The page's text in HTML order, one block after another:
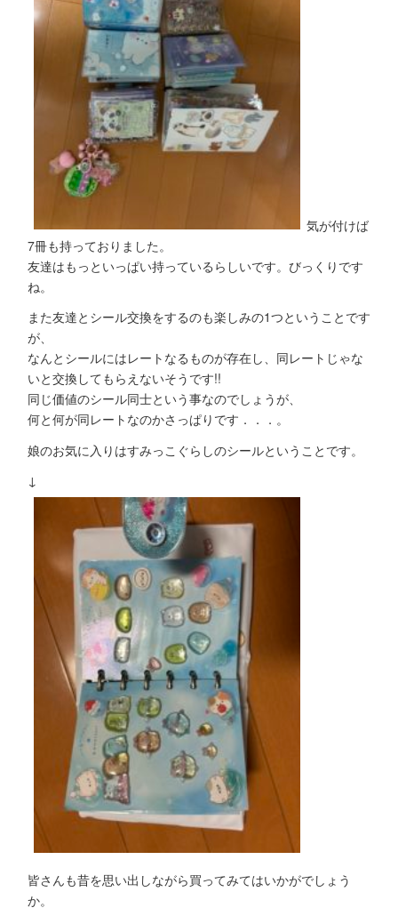
気が付けば
7冊も持っておりました。
友達はもっといっぱい持っているらしいです。びっくりです
ね。
また友達とシール交換をするのも楽しみの1つということです
が、
なんとシールにはレートなるものが存在し、同レートじゃな
いと交換してもらえないそうです!!
同じ価値のシール同士という事なのでしょうが、
何と何が同レートなのかさっぱりです．．．。
娘のお気に入りはすみっこぐらしのシールということです。
↓
皆さんも昔を思い出しながら買ってみてはいかがでしょう
か。